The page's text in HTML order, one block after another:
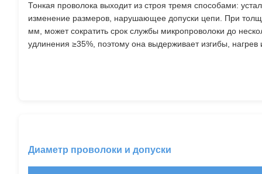
Тонкая проволока выходит из строя тремя способами:
изменение размеров, нарушающее допуски цепи. При
мм, может сократить срок службы микропроволоки до
удлинения ≥35%, поэтому она выдерживает изгибы,
Диаметр проволоки и допуски